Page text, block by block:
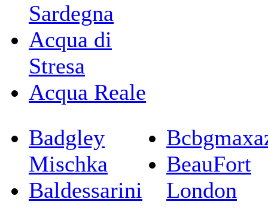
Sardegna
Acqua di
Stresa
Acqua Reale
Badgley
Mischka
Baldessarini
BeauFort
London